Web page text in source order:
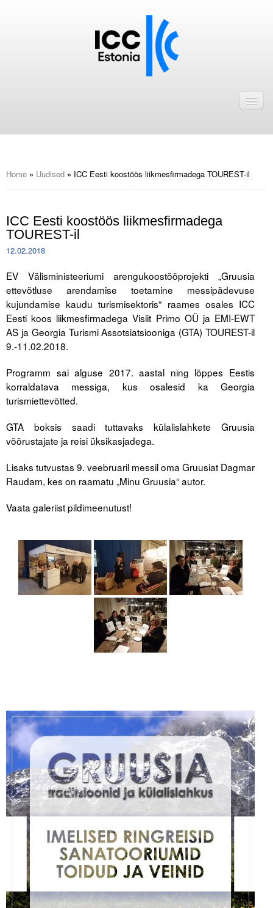
ICC Eesti liikmebaas
Astu ICC Eesti liikmeks!
Kalender
ICC Eesti
Tegevused
Publikatsioonid
Arvamus
Viidad
ICC WBO
ICC komisjonid
Juhendid ja väljaanded
Videod
Liitu meililistiga
Oskusteave
Home » Uudised » ICC Eesti koostöös liikmesfirmadega TOUREST-il
ICC Eesti koostöös liikmesfirmadega
TOUREST-il
12.02.2018
EV Välisministeeriumi arengukoostööprojekti „Gruusia
ettevõtluse arendamise toetamine messipädevuse
kujundamise kaudu turismisektoris“ raames osales ICC
Eesti koos liikmesfirmadega Visiit Primo OÜ ja EMI-EWT
AS ja Georgia Turismi Assotsiatsiooniga (GTA) TOUREST-il
9.-11.02.2018.
Programm sai alguse 2017. aastal ning lõppes Eestis
korraldatava messiga, kus osalesid ka Georgia
turismiettevõtted.
GTA boksis saadi tuttavaks külalislahkete Gruusia
võõrustajate ja reisi üksikasjadega.
Lisaks tutvustas 9. veebruaril messil oma Gruusiat Dagmar
Raudam, kes on raamatu „Minu Gruusia“ autor.
Vaata galeriist pildimeenutust!